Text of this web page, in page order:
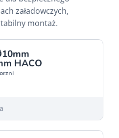
załadowczych,
montaż.
HACO